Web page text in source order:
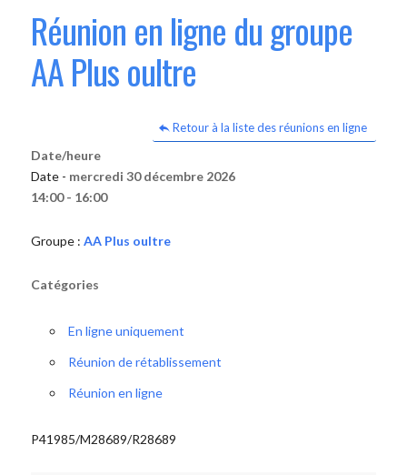
Réunion en ligne du groupe
AA Plus oultre
Retour à la liste des réunions en ligne
Date/heure
Date - mercredi 30 décembre 2026
14:00 - 16:00
Groupe : AA Plus oultre
Catégories
En ligne uniquement
Réunion de rétablissement
Réunion en ligne
P41985/M28689/R28689